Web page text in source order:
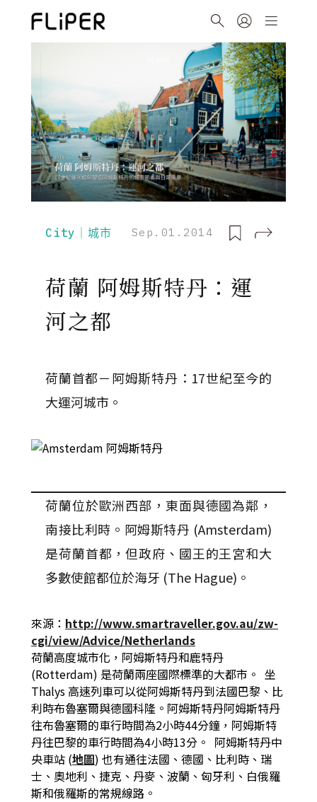
City｜城市 Sep.01.2014
荷蘭 阿姆斯特丹：運
河之都
荷蘭首都－阿姆斯特丹： 17世紀至今的
大運河城市。
荷蘭位於歐洲西部，東面與德國為鄰，
南接比利時。阿姆斯特丹 (Amsterdam)
是荷蘭首都，但政府、國王的王宮和大
多數使館都位於海牙 (The Hague)。
來源： http://www.smartraveller.gov.au/zw-
cgi/view/Advice/Netherlands
荷蘭高度城市化，阿姆斯特丹和鹿特丹
(Rotterdam) 是荷蘭兩座國際標準的大都市。 坐
Thalys 高速列車可以從阿姆斯特丹到法國巴黎、比
利時布魯塞爾與德國科隆。 阿姆斯特丹阿姆斯特丹
往布魯塞爾的車行時間為2小時44分鐘，阿姆斯特
丹往巴黎的車行時間為4小時13分。 阿姆斯特丹中
央車站 (地圖) 也有通往法國、德國、比利時、瑞
士、奧地利、捷克、丹麥、波蘭、匈牙利、白俄羅
斯和俄羅斯的常規線路。